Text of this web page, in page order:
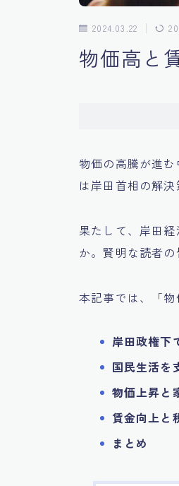
2024.03.22
物価高と
物価の高騰が進
は岸田首相の解
果たして、岸田
か。賢明な読者
本記事では、「
岸田政権下
国民生活を
物価上昇と
賃金向上と
まとめ